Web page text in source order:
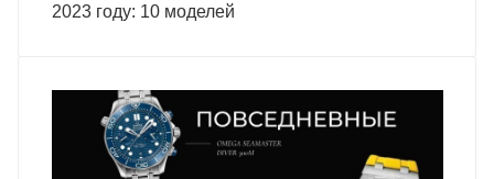
2023 году: 10 моделей